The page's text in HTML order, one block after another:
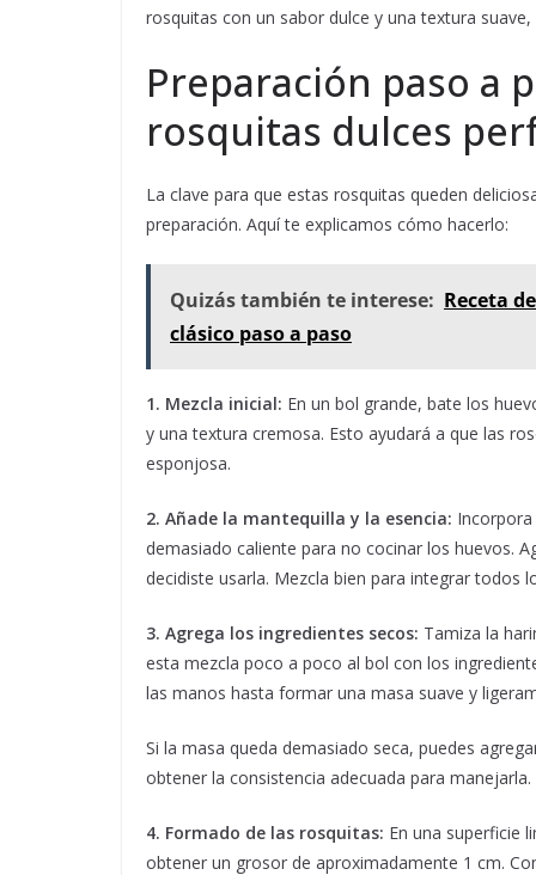
rosquitas con un sabor dulce y una textura
Preparación paso a
rosquitas dulces
La clave para que estas rosquitas queden
preparación. Aquí te explicamos cómo hacerlo:
Quizás también te interese: Receta
clásico paso a paso
1. Mezcla inicial: En un bol grande, bate los
y una textura cremosa. Esto ayudará a que las
esponjosa.
2. Añade la mantequilla y la esencia:
demasiado caliente para no cocinar los huevos.
decidiste usarla. Mezcla bien para integrar todos
3. Agrega los ingredientes secos: Tamiza la
esta mezcla poco a poco al bol con los
las manos hasta formar una masa suave y
Si la masa queda demasiado seca, puedes
obtener la consistencia adecuada para manejarla.
4. Formado de las rosquitas: En una superficie
obtener un grosor de aproximadamente 1 cm.